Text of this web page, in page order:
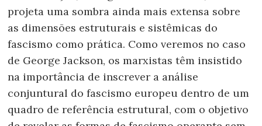
projeta uma sombra ainda mais extensa sobre
as dimensões estruturais e sistêmicas do
fascismo como prática. Como veremos no caso
de George Jackson, os marxistas têm insistido
na importância de inscrever a análise
conjuntural do fascismo europeu dentro de um
quadro de referência estrutural, com o objetivo